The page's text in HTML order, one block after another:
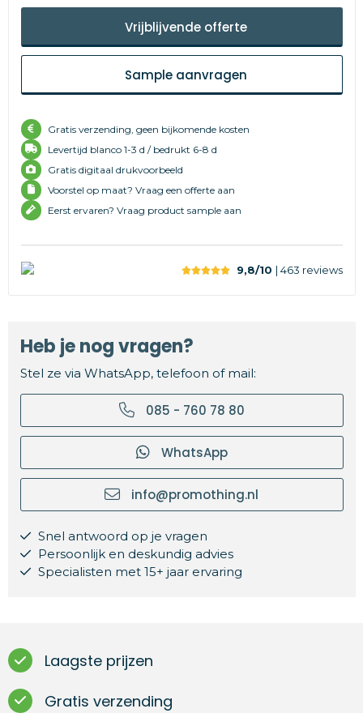
Vrijblijvende offerte
Sample aanvragen
Gratis verzending, geen bijkomende kosten
Levertijd blanco 1-3 d / bedrukt 6-8 d
Gratis digitaal drukvoorbeeld
Voorstel op maat? Vraag een offerte aan
Eerst ervaren? Vraag product sample aan
9,8/10 | 463 reviews
Heb je nog vragen?
Stel ze via WhatsApp, telefoon of mail:
085 - 760 78 80
WhatsApp
info@promothing.nl
Snel antwoord op je vragen
Persoonlijk en deskundig advies
Specialisten met 15+ jaar ervaring
Laagste prijzen
Gratis verzending